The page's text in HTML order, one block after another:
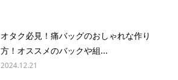
オタク必見！痛バッグのおしゃれな作り
方！オススメのバックや組...
2024.12.21